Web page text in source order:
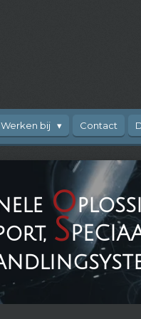
Werken bij Contact
o
S